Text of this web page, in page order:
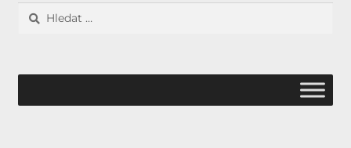
Vyhledávání